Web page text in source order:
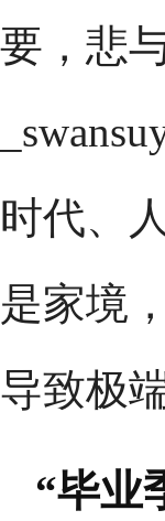
要，悲
时代、
是家境
导致极端
“毕业